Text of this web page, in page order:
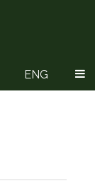
ENG